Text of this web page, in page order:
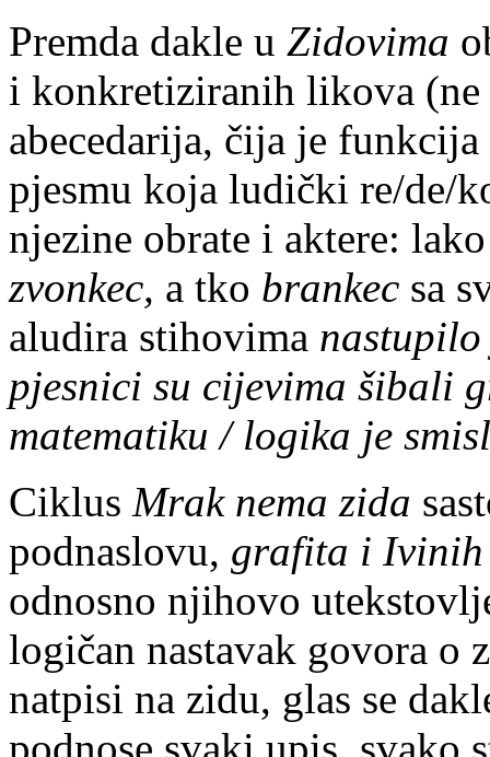
Premda dakle u Zidovima
i konkretiziranih likova
abecedarija, čija je
pjesmu koja ludički re/de/
njezine obrate i aktere:
zvonkec, a tko brankec sa
aludira stihovima
pjesnici su cijevima šibali
matematiku / logika je
Ciklus Mrak nema zida
podnaslovu, grafita i Ivinih
odnosno njihovo
logičan nastavak govora
natpisi na zidu, glas se